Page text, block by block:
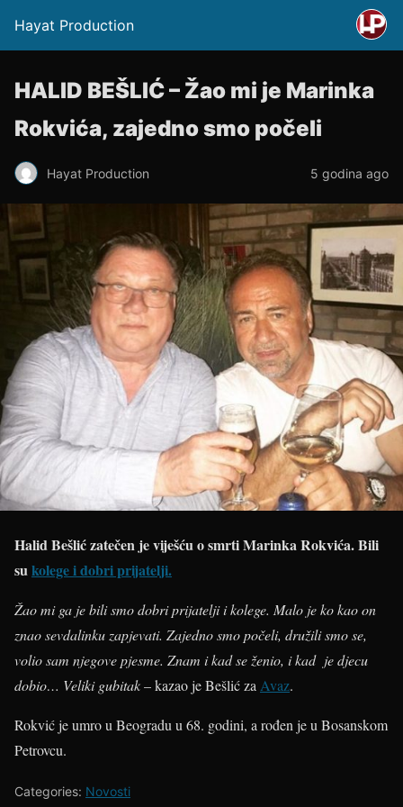
Hayat Production
HALID BEŠLIĆ – Žao mi je Marinka
Rokvića, zajedno smo počeli
Hayat Production 5 godina ago
Halid Bešlić zatečen je viješću o smrti Marinka Rokvića. Bili
sukolege i dobri prijatelji.
Žao mi ga je bili smo dobri prijatelji i kolege. Malo je ko kao on
znao sevdalinku zapjevati. Zajedno smo počeli, družili smo se,
volio sam njegove pjesme. Znam i kad se ženio, i kad je djecu
dobio… Veliki gubitak– kazao je Bešlić za Avaz.
Rokvić je umro u Beogradu u 68. godini, a rođen je u Bosanskom
Petrovcu.
Categories: Novosti